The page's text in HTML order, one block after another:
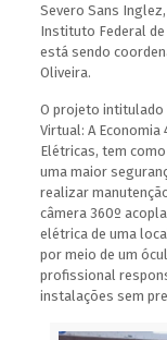
Severo Sans
Instituto Federal
está sendo
Oliveira.
O projeto intitulado
Virtual: A
Elétricas, tem
uma maior
realizar
câmera 360º
elétrica de uma
por meio de um
profissional
instalações sem